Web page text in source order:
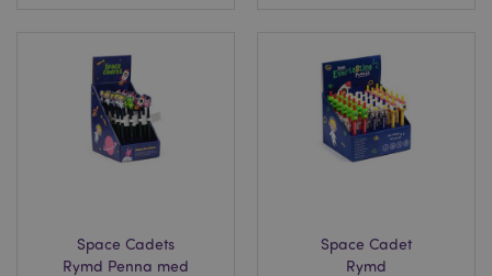
Space Cadets
Rymd Penna med
Space Cadet
Rymd